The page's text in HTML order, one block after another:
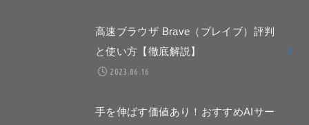
高速ブラウザ Brave（ブレイブ）評判
と使い方【徹底解説】
2023.06.16
手を伸ばす価値あり！おすすめAIサー